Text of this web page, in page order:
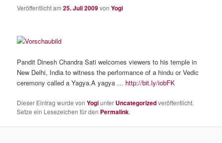
Veröffentlicht am25. Juli 2009vonYogi
Pandit Dinesh Chandra Sati welcomes viewers to his temple in
New Delhi, India to witness the performance of a hindu or Vedic
ceremony called a Yagya.A yagya … http://bit.ly/iobFK
Dieser Eintrag wurde vonYogiunter Uncategorizedveröffentlicht.
Setze ein Lesezeichen für den Permalink.